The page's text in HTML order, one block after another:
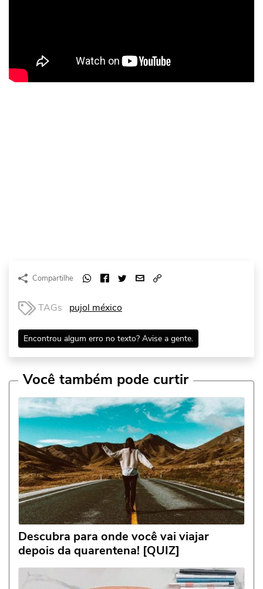
Compartilhe
TAGs pujol méxico
Encontrou algum erro no texto? Avise a gente.
Você também pode curtir
Descubra para onde você vai viajar
depois da quarentena! [QUIZ]